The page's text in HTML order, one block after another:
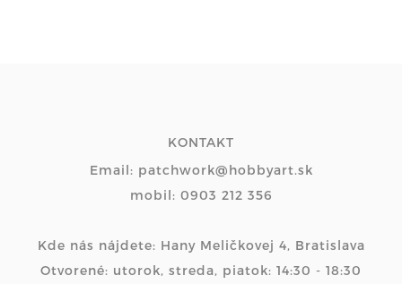
KONTAKT
Email: patchwork@hobbyart.sk
mobil: 0903 212 356
Kde nás nájdete: Hany Meličkovej 4, Bratislava
Otvorené: utorok, streda, piatok: 14:30 - 18:30